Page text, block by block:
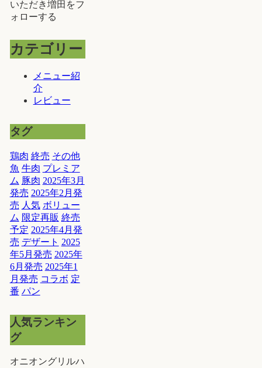
いただき増田をフ
ォローする
カテゴリー
メニュー紹
介
レビュー
タグ
鶏肉 終売 その他
魚 牛肉 プレミア
ム 豚肉 2025年3月
発売 2025年2月発
売 人気 ボリュー
ム 限定再販 終売
予定 2025年4月発
売 デザート 2025
年5月発売 2025年
6月発売 2025年1
月発売 コラボ 定
番 パン
人気ランキン
グ
オニオングリルハ